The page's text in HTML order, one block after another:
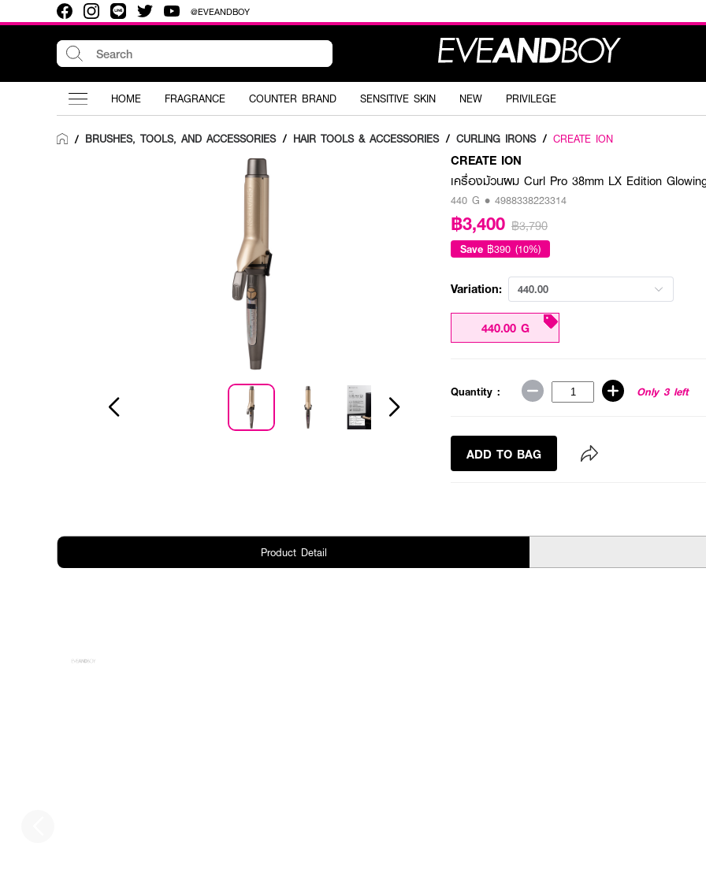
@EVEANDBOY
HOME FRAGRANCE COUNTER BRAND SENSITIVE SKIN NEW PRIVILEGE
/ BRUSHES, TOOLS, AND ACCESSORIES / HAIR TOOLS & ACCESSORIES / CURLING IRONS / CREATE ION
CREATE ION
เครื่องม้วนผม Curl Pro 38mm LX Edition
440 G • 4988338223314
฿3,400 ฿3,790
Save ฿390 (10%)
Variation: 440.00
440.00 G
Quantity : Only 3 left
ADD TO BAG
Product Detail